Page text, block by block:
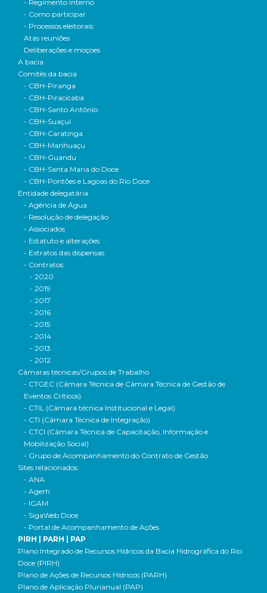
- Regimento interno
- Como participar
- Processos eleitorais
Atas reuniões
Deliberações e moçoes
A bacia
Comitês da bacia
- CBH-Piranga
- CBH-Piracicaba
- CBH-Santo Antônio
- CBH-Suaçuí
- CBH-Caratinga
- CBH-Manhuaçu
- CBH-Guandu
- CBH-Santa Maria do Doce
- CBH-Pontões e Lagoas do Rio Doce
Entidade delegatária
- Agência de Água
- Resolução de delegação
- Associados
- Estatuto e alterações
- Extratos das dispensas
- Contratos
- 2020
- 2019
- 2017
- 2016
- 2015
- 2014
- 2013
- 2012
Câmaras técnicas/Grupos de Trabalho
- CTGEC (Câmara Técnica de Câmara Técnica de Gestão de
Eventos Críticos)
- CTIL (Câmara técnica Institucional e Legal)
- CTI (Câmara Técnica de Integração)
- CTCI (Câmara Técnica de Capacitação, Informação e
Mobilização Social)
- Grupo de Acompanhamento do Contrato de Gestão
Sites relacionados
- ANA
- Agerh
- IGAM
- SigaWeb Doce
- Portal de Acompanhamento de Ações
PIRH | PARH | PAP
Plano Integrado de Recursos Hídricos da Bacia Hidrográfica do Rio
Doce (PIRH)
Plano de Ações de Recursos Hídricos (PARH)
Plano de Aplicação Plurianual (PAP)